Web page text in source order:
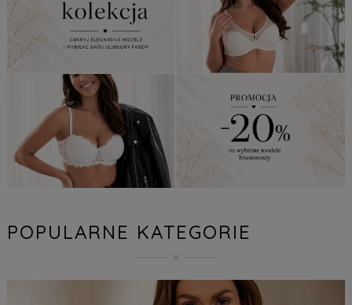
POPULARNE KATEGORIE